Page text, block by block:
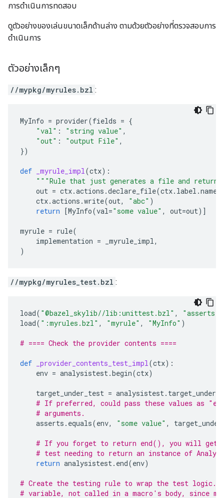
การดำเนินการทดสอบ
ดูตัวอย่างของเล่นขนาดเล็กด้านล่าง ตามด้วยตัวอย่างที่ตรวจสอบการ
ดำเนินการ
ตัวอย่างเล็กๆ
//mypkg/myrules.bzl :
MyInfo = provider(fields = {
"val" : "string value" ,
"out" : "output File" ,
})
def _myrule_impl(ctx):
"""Rule that just generates a file and
out = ctx.actions .declare_file(ctx. label .name
ctx.actions .write(out, "abc" )
return [MyInfo(val="some value" , out=out)]
myrule = rule(
implementation = _myrule_impl,
)
//mypkg/myrules_test.bzl :
load( "@bazel_skylib//lib:unittest.bzl" , "asserts"
load( ":myrules.bzl" , "myrule" , "MyInfo" )
# ==== Check the provider contents ====
def _provider_contents_test_impl(ctx):
env = analysistest.begin(ctx)
target_under_test = analysistest.
# If preferred, could pass these values as
# arguments.
asserts . equals(env, "some value" ,
# If you forget to return end(), you will get
# test needing to return an instance of
return analysistest. end(env)
# Create the testing rule to wrap the test logic.
# variable, not called in a macro's body, since